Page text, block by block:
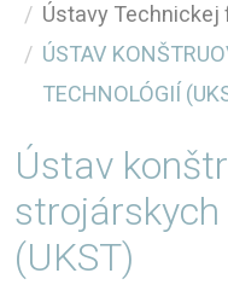
Ústavy Technickej
ÚSTAV
TECHNOLÓGIÍ
Ústav
(UKST)